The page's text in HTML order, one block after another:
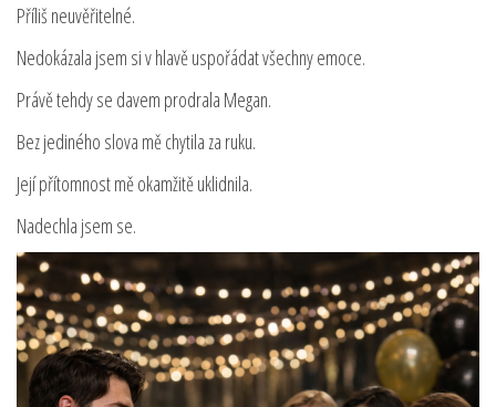
Příliš neuvěřitelné.
Nedokázala jsem si v hlavě uspořádat všechny emoce.
Právě tehdy se davem prodrala Megan.
Bez jediného slova mě chytila za ruku.
Její přítomnost mě okamžitě uklidnila.
Nadechla jsem se.